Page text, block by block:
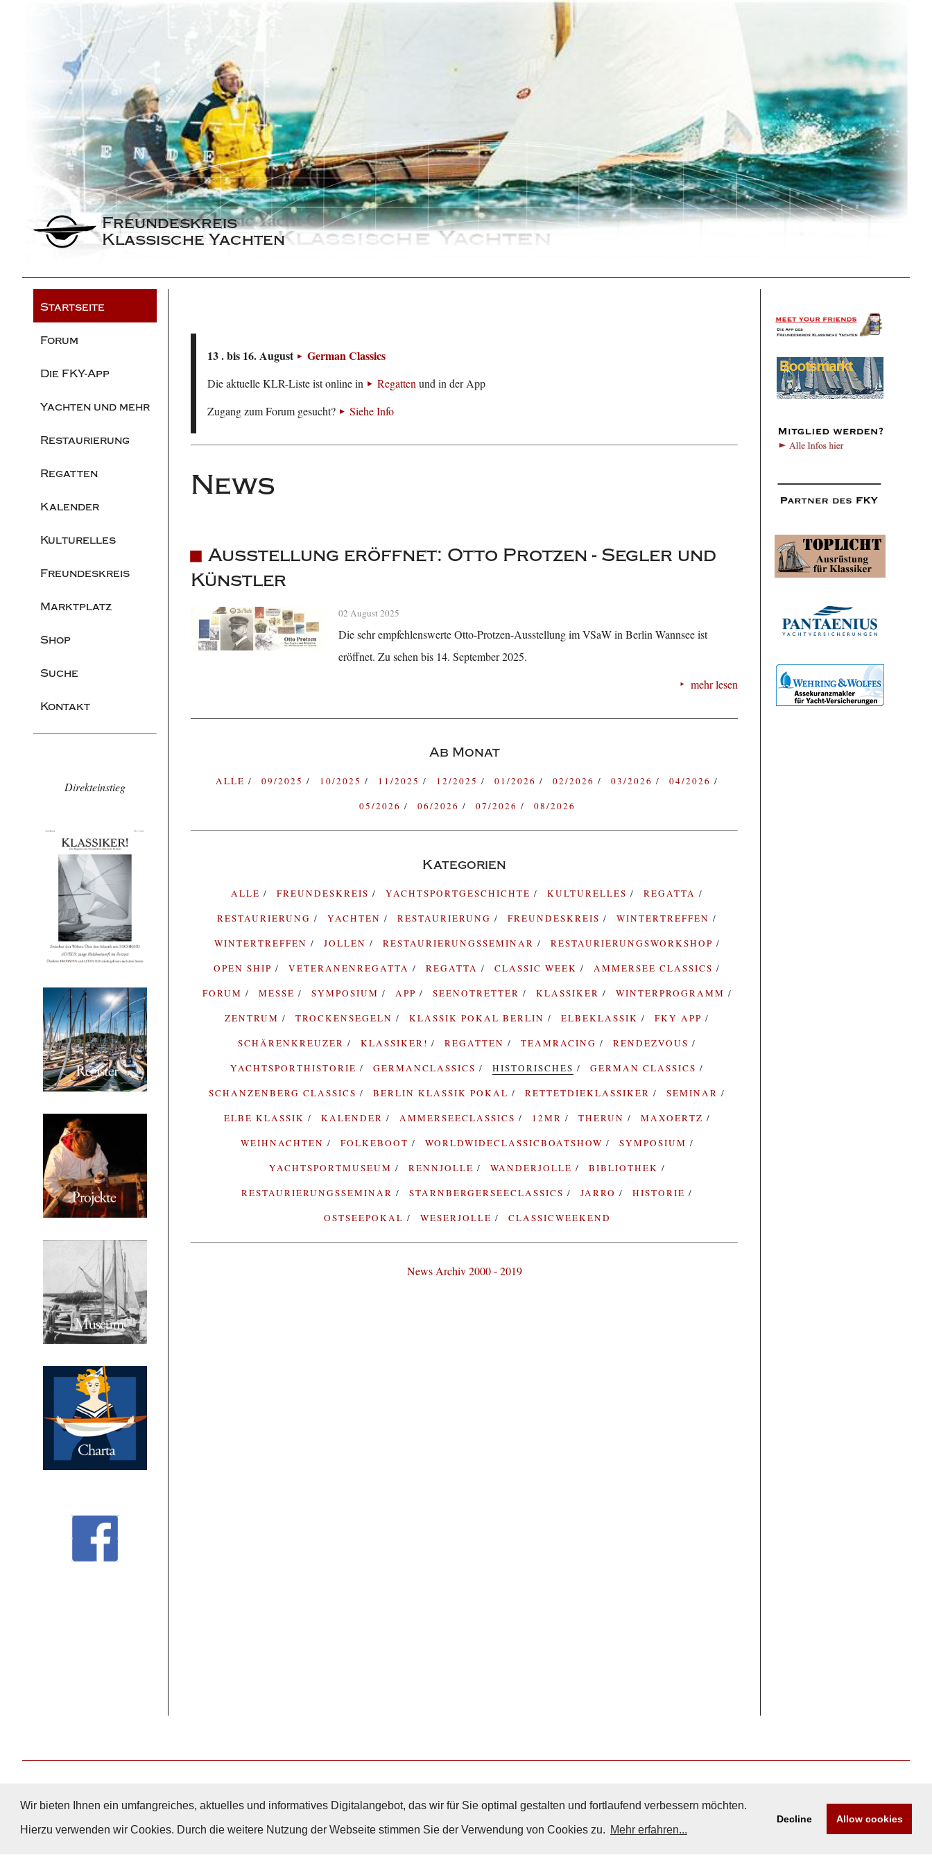
Wir bieten Ihnen ein umfangreiches, aktuelles und informatives Digitalangebot, das wir für Sie optimal gestalten und fortlaufend verbessern möchten.
Hierzu verwenden wir Cookies. Durch die weitere Nutzung der Webseite stimmen Sie der Verwendung von Cookies zu. Mehr erfahren...
Decline Allow cookies
Freundeskreis
Klassische Yachten
Startseite
Forum
Die FKY-App
Yachten und mehr
Restaurierung
Regatten
Kalender
Kulturelles
Freundeskreis
Marktplatz
Shop
Suche
Kontakt
Direkteinstieg
13 . bis 16. August German Classics
Die aktuelle KLR-Liste ist online in Regattenund in der App
Zugang zum Forum gesucht?
Siehe Info
News
Ausstellung eröffnet: Otto Protzen - Segler und
Künstler
02 August 2025
Die sehr empfehlenswerte Otto-Protzen-Ausstellung im VSaW in Berlin Wannsee ist
eröffnet. Zu sehen bis 14. September 2025.
mehr lesen
Ab Monat
ALLE 09/2025 10/2025 11/2025 12/2025 01/2026 02/2026 03/2026
04/2026
05/2026
06/2026 07/2026 08/2026
Kategorien
ALLE FREUNDESKREIS YACHTSPORTGESCHICHTE KULTURELLES
REGATTA
RESTAURIERUNG
YACHTEN RESTAURIERUNG FREUNDESKREIS
WINTERTREFFEN
WINTERTREFFEN
JOLLEN RESTAURIERUNGSSEMINAR
RESTAURIERUNGSWORKSHOP
OPEN SHIP
VETERANENREGATTA REGATTA CLASSIC WEEK
AMMERSEE CLASSICS
FORUM
MESSE SYMPOSIUM APP SEENOTRETTER KLASSIKER
WINTERPROGRAMM
ZENTRUM
TROCKENSEGELN KLASSIK POKAL BERLIN ELBEKLASSIK
FKY APP
SCHÄRENKREUZER
KLASSIKER! REGATTEN TEAMRACING
RENDEZVOUS
YACHTSPORTHISTORIE
GERMANCLASSICS HISTORISCHES
GERMAN CLASSICS
SCHANZENBERG CLASSICS
BERLIN KLASSIK POKAL RETTETDIEKLASSIKER
SEMINAR
ELBE KLASSIK
KALENDER AMMERSEECLASSICS 12MR THERUN
MAXOERTZ
WEIHNACHTEN
FOLKEBOOT WORLDWIDECLASSICBOATSHOW
SYMPOSIUM
YACHTSPORTMUSEUM
RENNJOLLE WANDERJOLLE
BIBLIOTHEK
RESTAURIERUNGSSEMINAR
STARNBERGERSEECLASSICS JARRO
HISTORIE
OSTSEEPOKAL
WESERJOLLE CLASSICWEEKEND
News Archiv 2000 - 2019
Nach Oben